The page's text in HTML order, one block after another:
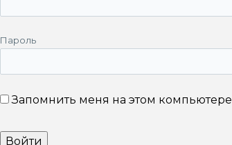
Пароль
Запомнить меня на этом компьютере